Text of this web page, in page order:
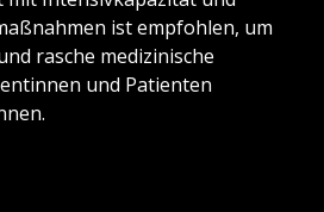
ist empfohlen, um
rasche medizinische
und Patienten